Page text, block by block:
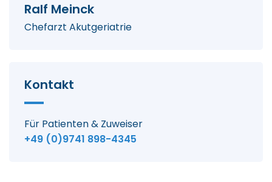
Ralf Meinck
Chefarzt Akutgeriatrie
Kontakt
Für Patienten & Zuweiser
+49 (0)9741 898-4345